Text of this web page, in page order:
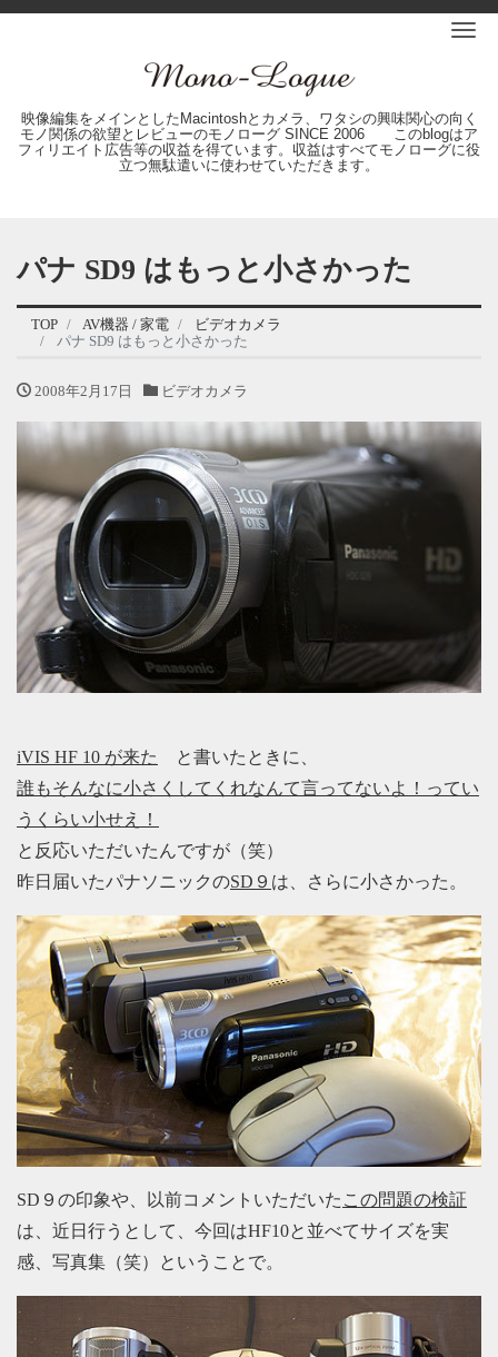
映像編集をメインとしたMacintoshとカメラ、ワタシの興味関心の向く
モノ関係の欲望とレビューのモノローグ SINCE 2006 このblogはア
フィリエイト広告等の収益を得ています。収益はすべてモノローグに役
立つ無駄遣いに使わせていただきます。
パナ SD9 はもっと小さかった
TOP AV機器 / 家電
ビデオカメラ
パナ SD9 はもっと小さかった
2008年2月17日 ビデオカメラ
iVIS HF 10 が来た
と書いたときに、
誰もそんなに小さくしてくれなんて言ってないよ！ってい
うくらい小せえ！
と反応いただいたんですが（笑）
昨日届いたパナソニックのSD９ は、さらに小さかった。
SD９の印象や、以前コメントいただいた この問題の検証
は、近日行うとして、今回はHF10と並べてサイズを実
感、写真集（笑）ということで。